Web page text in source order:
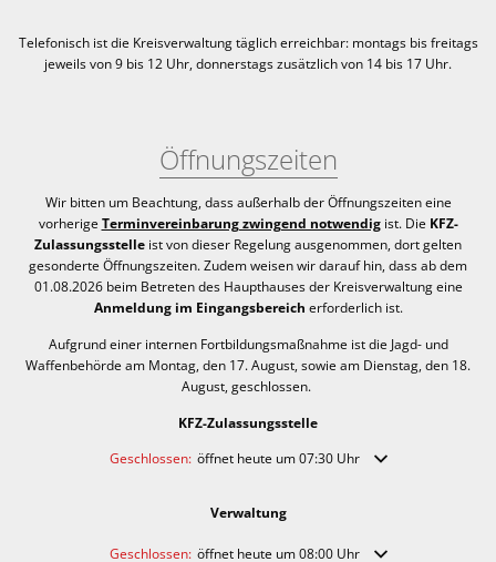
Telefonisch ist die Kreisverwaltung täglich erreichbar: montags bis freitags
jeweils von 9 bis 12 Uhr, donnerstags zusätzlich von 14 bis 17 Uhr.
Öffnungszeiten
Wir bitten um Beachtung, dass außerhalb der Öffnungszeiten eine
vorherige Terminvereinbarung zwingend notwendigist. Die KFZ-
Zulassungsstelle ist von dieser Regelung ausgenommen, dort gelten
gesonderte Öffnungszeiten. Zudem weisen wir darauf hin, dass ab dem
01.08.2026 beim Betreten des Haupthauses der Kreisverwaltung eine
Anmeldung im Eingangsbereich erforderlich ist.
Aufgrund einer internen Fortbildungsmaßnahme ist die Jagd- und
Waffenbehörde am Montag, den 17. August, sowie am Dienstag, den 18.
August, geschlossen.
KFZ-Zulassungsstelle
Klicken, um weitere Öffnungs- oder Schließzeiten
Geschlossen: öffnet heute um 07:30 Uhr
Verwaltung
Klicken, um weitere Öffnungs- oder Schließzeiten
Geschlossen: öffnet heute um 08:00 Uhr